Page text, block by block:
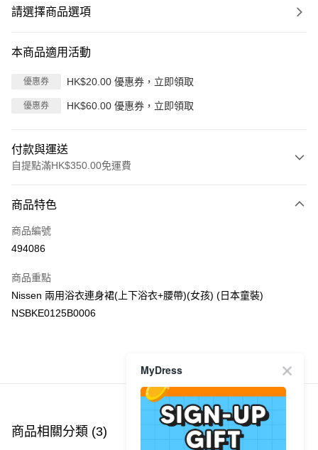
請選擇商品選項
本商品適用活動
優惠券 HK$20.00 優惠券，立即領取
優惠券 HK$60.00 優惠券，立即領取
付款與運送
自提點滿HK$350.00免運費
信用卡
Apple Pay
PayMe
WeChat Pay
每筆HK$40.00，滿HK$350.00或以上免運費
每筆HK$40.00，滿HK$350.00或以上免運費
商品特色
商品編號
494086
商品重點
Nissen 兩用浴衣連身裙(上下浴衣+腰帶)(女孩) (日本童裝)
NSBKE0125B0006
商品推薦
商品相關分類 (3)
MyDress